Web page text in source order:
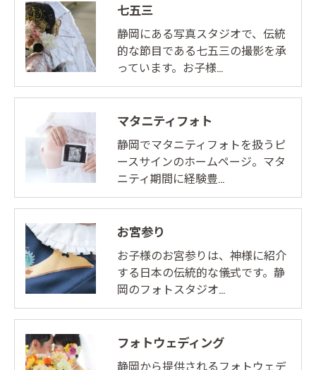
七五三
静岡にある写真スタジオで、伝統
的な節目である七五三の撮影を承
っています。お子様…
マタニティフォト
静岡でマタニティフォトを扱うピ
ースサインのホームページ。マタ
ニティ期間に経験豊…
お宮参り
お子様のお宮参りは、神様に紹介
する日本の伝統的な儀式です。静
岡のフォトスタジオ…
フォトウェディング
静岡から提供されるフォトウェデ